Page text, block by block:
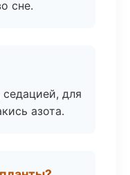
сне.
для
азота.